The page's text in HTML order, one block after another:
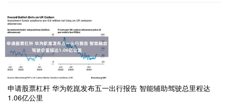
申请股票杠杆 华为乾崑发布五一出行报告 智能辅助驾驶总里程达
1.06亿公里